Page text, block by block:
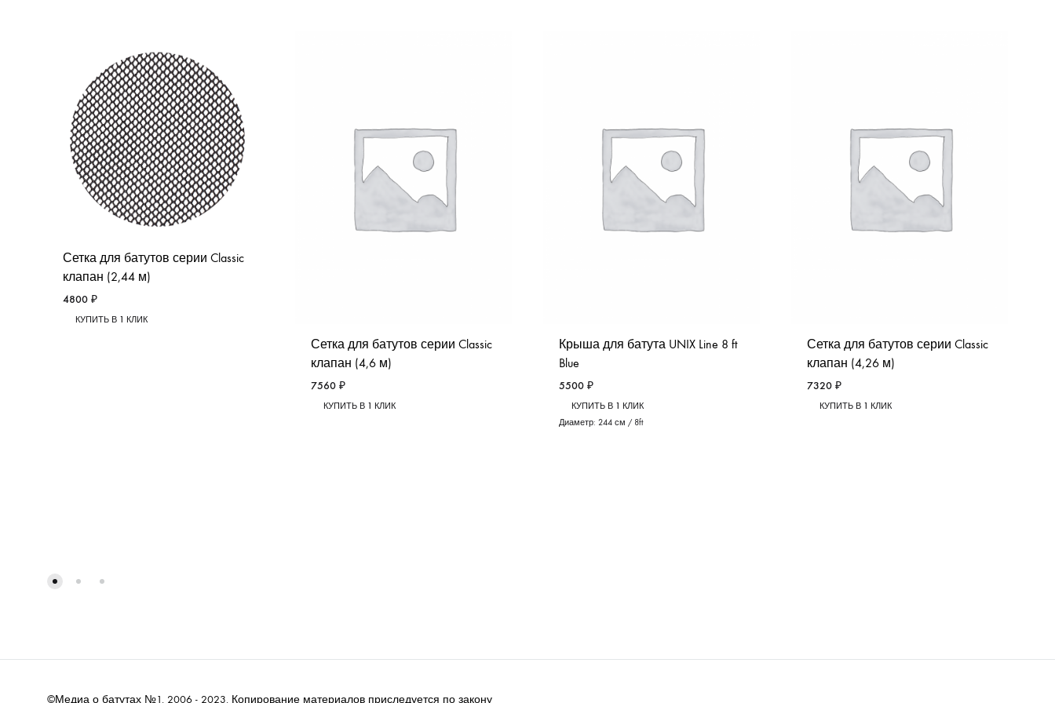
Сетка для батутов серии Classic
клапан (2,44 м)
4800 ₽
КУПИТЬ В 1 КЛИК
Сетка для батутов серии Classic
клапан (4,6 м)
7560 ₽
КУПИТЬ В 1 КЛИК
Крыша для батута UNIX Line 8 ft
Blue
5500 ₽
КУПИТЬ В 1 КЛИК
Диаметр: 244 см / 8ft
Сетка для батутов серии Classic
клапан (4,26 м)
7320 ₽
КУПИТЬ В 1 КЛИК
©Медиа о батутах №1. 2006 - 2023. Копирование материалов приследуется по закону